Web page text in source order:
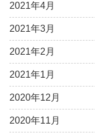
2021年4月
2021年3月
2021年2月
2021年1月
2020年12月
2020年11月